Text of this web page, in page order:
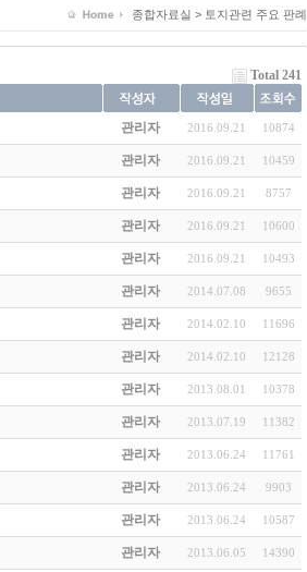
종합자료실 > 토지관련 주요 판례
Total 241
관리자 2016.09.21 10874
관리자 2016.09.21 10459
관리자 2016.09.21 8757
관리자 2016.09.21 10600
관리자 2016.09.21 10493
관리자 2014.07.08 9655
관리자 2014.02.10 11696
관리자 2014.02.10 12128
관리자 2013.08.01 10378
관리자 2013.07.19 11382
관리자 2013.06.24 11761
관리자 2013.06.24 9903
관리자 2013.06.24 10587
관리자 2013.06.05 14390